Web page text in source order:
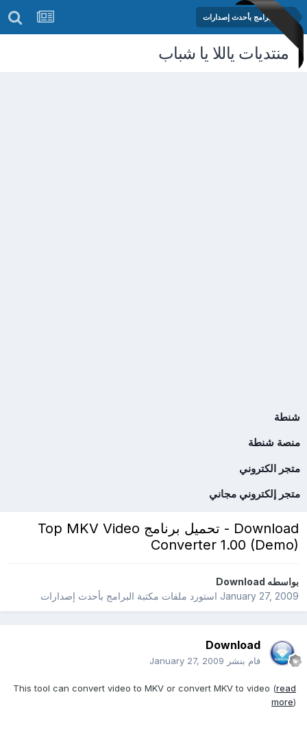
مكتبة البرامج بأحدث إصدارات
منتديات ياللا يا شباب
شنطة
منصة شنطة
متجر الكتروني
متجر إلكتروني مجاني
Download - تحميل برنامج Top MKV Video
Converter 1.00 (Demo)
بواسطهDownload
January 27, 2009استورد ملفات مكتبة البرامج بأحدث إصدارات
Download
قام بنشر January 27, 2009
This tool can convert video to MKV or convert MKV to video (read
more